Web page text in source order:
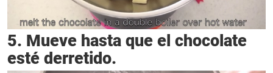
5. Mueve hasta que el chocolate
esté derretido.